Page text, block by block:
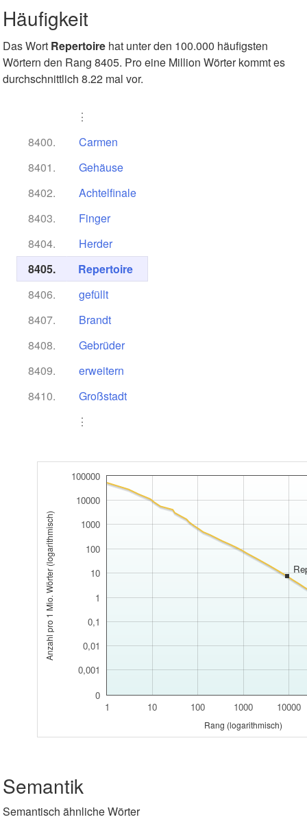
Häufigkeit
Das Wort Repertoire hat unter den 100.000 häufigsten
Wörtern den Rang 8405. Pro eine Million Wörter kommt es
durchschnittlich 8.22 mal vor.
⋮
8400.
Carmen
8401.
Gehäuse
8402.
Achtelfinale
8403.
Finger
8404.
Herder
8405.
Repertoire
8406.
gefüllt
8407.
Brandt
8408.
Gebrüder
8409.
erweitern
8410.
Großstadt
⋮
1 10 100 1000 10000
0
1
10
100
1000
10000
100000
0,001
0,01
0,1
Rang (logarithmisch)
Anzahl pro 1 Mio. Wörter (logarithmisch)
Semantik
Semantisch ähnliche Wörter